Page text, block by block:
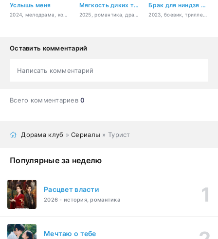
Услышь меня Мягкость диких тел Брак для ниндзя – это сложно
2023, боевик, триллер, комедия, романтика
Оставить комментарий
Написать комментарий
Всего комментариев0
Дорама клуб »Сериалы » Турист
Популярные за неделю
Расцвет власти
2026 - история, романтика
Мечтаю о тебе